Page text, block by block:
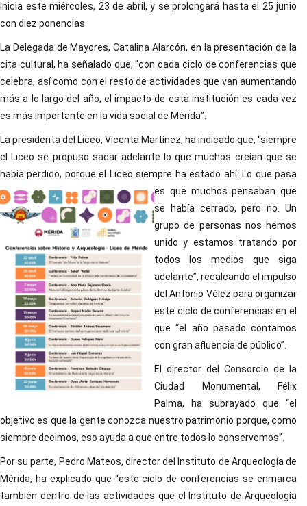
inicia este miércoles, 23 de abril, y se prolongará hasta el 25 junio
con diez ponencias.
La Delegada de Mayores, Catalina Alarcón, en la presentación de la
cita cultural, ha señalado que, "con cada ciclo de conferencias que
celebra, así como con el resto de actividades que van aumentando
más a lo largo del año, el impacto de esta institución es cada vez
es más importante en la vida social de Mérida”.
La presidenta del Liceo, Vicenta Martínez, ha indicado que, “siempre
el Liceo se propuso sacar adelante lo que muchos creían que se
había perdido, porque el Liceo siempre ha estado ahí. Lo que pasa
es que muchos pensaban que
se había cerrado, pero no. Un
grupo de personas nos hemos
unido y estamos tratando por
todos los medios que siga
adelante”, recalcando el impulso
del Antonio Vélez para organizar
este ciclo de conferencias en el
que “el año pasado contamos
con gran afluencia de público”.
El director del Consorcio de la
Ciudad Monumental, Félix
Palma, ha subrayado que “el
objetivo es que la gente conozca nuestro patrimonio porque, como
siempre decimos, eso ayuda a que entre todos lo conservemos”.
Por su parte, Pedro Mateos, director del Instituto de Arqueología de
Mérida, ha explicado que “este ciclo de conferencias se enmarca
también dentro de las actividades que el Instituto de Arqueología